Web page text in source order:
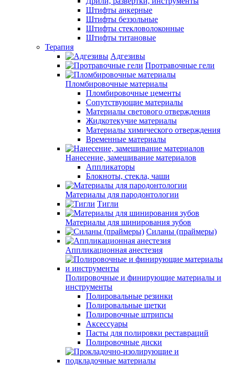
Штифты анкерные
Штифты беззольные
Штифты стекловолоконные
Штифты титановые
Терапия
Адгезивы
Протравочные гели
Пломбировочные материалы
Пломбировочные цементы
Сопутствующие материалы
Материалы светового отверждения
Жидкотекучие материалы
Материалы химического отверждения
Временные материалы
Нанесение, замешивание материалов
Аппликаторы
Блокноты, стекла, чаши
Материалы для пародонтологии
Тигли
Материалы для шинирования зубов
Силаны (праймеры)
Аппликационная анестезия
Полировочные и финирующие материалы и
инструменты
Полировальные резинки
Полировальные щетки
Полировочные штрипсы
Аксессуары
Пасты для полировки реставраций
Полировочные диски